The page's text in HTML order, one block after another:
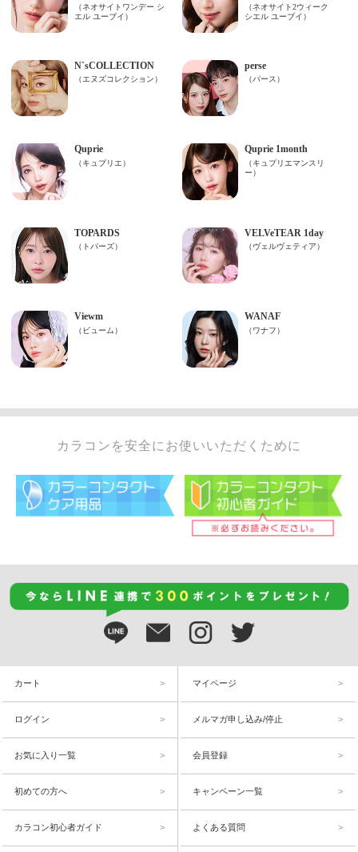
カラコンを安全にお使いいただくために
カート マイページ
ログイン メルマガ申し込み/停止
お気に入り一覧 会員登録
初めての方へ キャンペーン一覧
カラコン初心者ガイド よくある質問